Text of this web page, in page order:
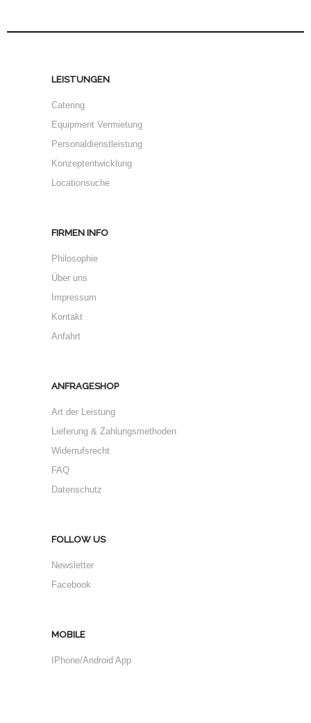
LEISTUNGEN
Catering
Equipment Vermietung
Personaldienstleistung
Konzeptentwicklung
Locationsuche
FIRMEN INFO
Philosophie
Über uns
Impressum
Kontakt
Anfahrt
ANFRAGESHOP
Art der Leistung
Lieferung & Zahlungsmethoden
Widerrufsrecht
FAQ
Datenschutz
FOLLOW US
Newsletter
Facebook
MOBILE
IPhone/Android App